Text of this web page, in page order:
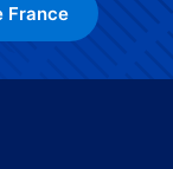
France